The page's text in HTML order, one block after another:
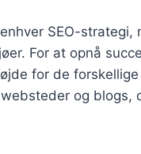
SEO-
For at opnå
for de
og blogs,